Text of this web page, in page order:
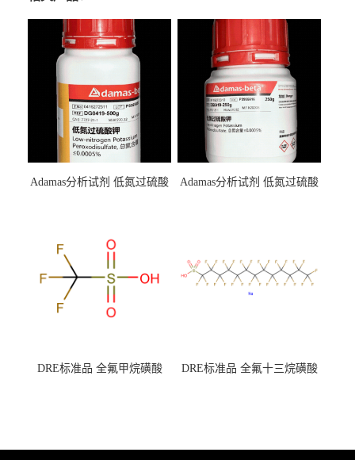
Adamas分析试剂 低氮过硫酸
（泰坦现货供应）
Adamas分析试剂 低氮过硫酸
DRE标准品 全氟甲烷磺酸
DRE标准品 全氟十三烷磺酸